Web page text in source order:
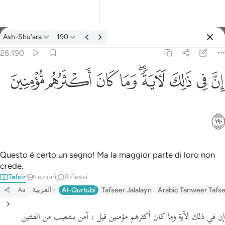
Tafsir: Ash-Shu'ara 26:190
Ash-Shu'ara 190
26:190
ان في ذالك لاية وما كان اكثرهم مومنين ١٩٠
إِنَّ فِى ذَٰلِكَ لَـَٔايَةًۭ ۖ وَمَا كَانَ أَكْثَرُهُم مُّؤْمِنِينَ ١٩٠
ﱳﱴﱵﱶﱷﱸﱹﱺﱻ
ﱼ
Questo è certo un segno! Ma la maggior parte di loro non
crede.
Tafsir Lezioni Riflessi
Aa العربية Al-Qurtubi Tafseer Jalalayn Arabic Tanweer
إن في ذلك لآية وما كان أكثرهم مؤمنين قيل : آمن بشعيب من الفئتين